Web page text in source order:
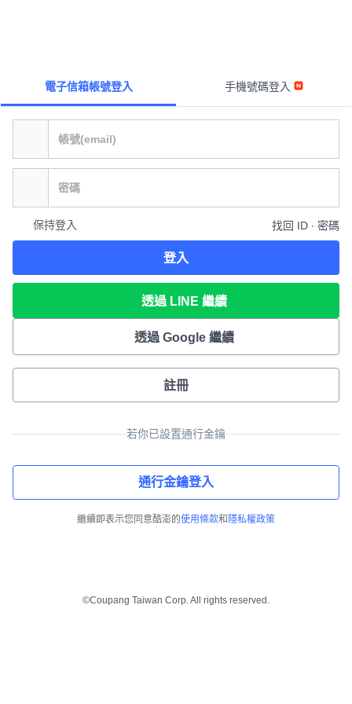
電子信箱帳號登入 手機號碼登入
保持登入 找回 ID ∙ 密碼
登入
透過 LINE 繼續
透過 Google 繼續
註冊
若你已設置通行金鑰
通行金鑰登入
繼續即表示您同意酷澎的使用條款和 隱私權政策
©Coupang Taiwan Corp. All rights reserved.